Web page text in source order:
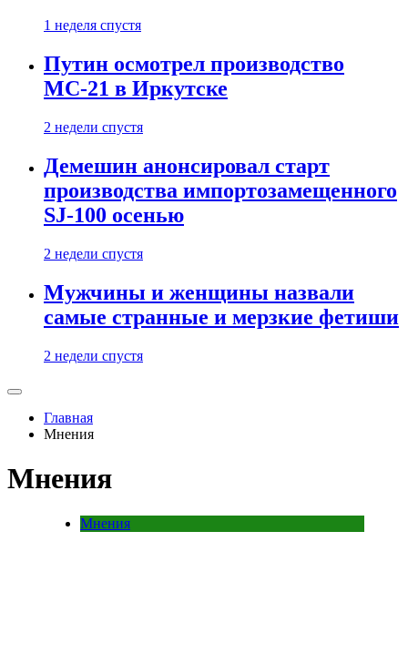
1 неделя спустя
Путин осмотрел производство
МС-21 в Иркутске
2 недели спустя
Демешин анонсировал старт
производства импортозамещенного
SJ-100 осенью
2 недели спустя
Мужчины и женщины назвали
самые странные и мерзкие фетиши
2 недели спустя
Главная
Мнения
Мнения
Мнения